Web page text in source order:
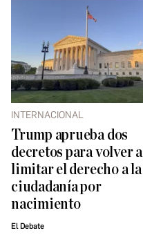
INTERNACIONAL
Trump aprueba dos
decretos para volver a
limitar el derecho a la
ciudadanía por
nacimiento
El Debate